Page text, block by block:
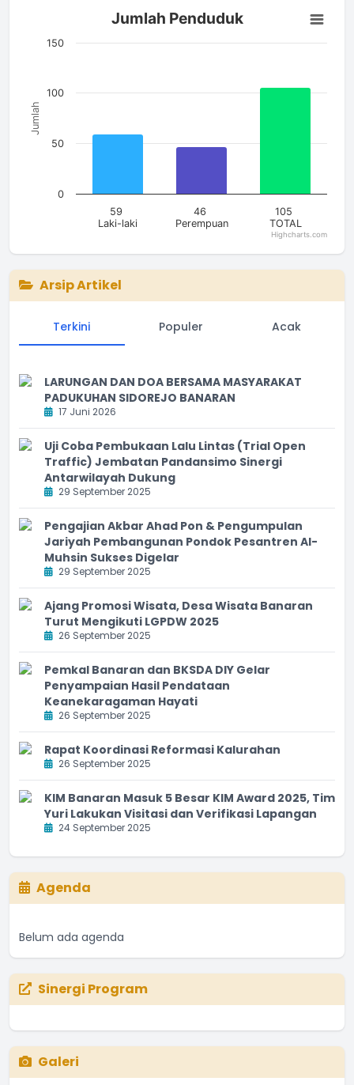
Jumlah Penduduk
Bar chart with 3 bars.
The chart has 1 X axis displaying categories.
Jumlah
Jumlah Penduduk
59
Laki-laki
46
Perempuan
105
TOTAL
0
50
100
150
Highcharts.com
Arsip Artikel
Terkini Populer Acak
LARUNGAN DAN DOA BERSAMA MASYARAKAT
PADUKUHAN SIDOREJO BANARAN
17 Juni 2026
Uji Coba Pembukaan Lalu Lintas (Trial Open
Traffic) Jembatan Pandansimo Sinergi
Antarwilayah Dukung
29 September 2025
Pengajian Akbar Ahad Pon & Pengumpulan
Jariyah Pembangunan Pondok Pesantren Al-
Muhsin Sukses Digelar
29 September 2025
Ajang Promosi Wisata, Desa Wisata Banaran
Turut Mengikuti LGPDW 2025
26 September 2025
Pemkal Banaran dan BKSDA DIY Gelar
Penyampaian Hasil Pendataan
Keanekaragaman Hayati
26 September 2025
Rapat Koordinasi Reformasi Kalurahan
26 September 2025
KIM Banaran Masuk 5 Besar KIM Award 2025, Tim
Yuri Lakukan Visitasi dan Verifikasi Lapangan
24 September 2025
Agenda
Belum ada agenda
Sinergi Program
Galeri